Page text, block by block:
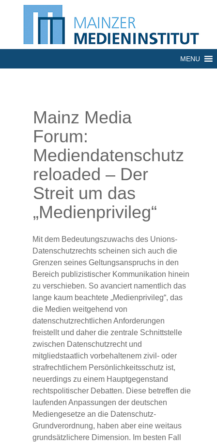
MENU
Mainz Media
Forum:
Mediendatenschutz
reloaded – Der
Streit um das
„Medienprivileg“
Mit dem Bedeutungszuwachs des Unions-
Datenschutzrechts scheinen sich auch die
Grenzen seines Geltungsanspruchs in den
Bereich publizistischer Kommunikation hinein
zu verschieben. So avanciert namentlich das
lange kaum beachtete „Medienprivileg“, das
die Medien weitgehend von
datenschutzrechtlichen Anforderungen
freistellt und daher die zentrale Schnittstelle
zwischen Datenschutzrecht und
mitgliedstaatlich vorbehaltenem zivil- oder
strafrechtlichem Persönlichkeitsschutz ist,
neuerdings zu einem Hauptgegenstand
rechtspolitischer Debatten. Diese betreffen die
laufenden Anpassungen der deutschen
Mediengesetze an die Datenschutz-
Grundverordnung, haben aber eine weitaus
grundsätzlichere Dimension. Im besten Fall